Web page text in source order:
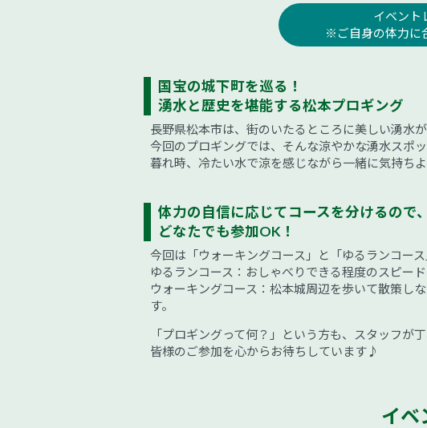
イベント
※ご自身の体力に
国宝の城下町を巡る！
湧水と歴史を堪能する松本プロギング
長野県松本市は、街のいたるところに美しい湧水
今回のプロギングでは、そんな涼やかな湧水スポ
暮れ時、冷たい水で涼を感じながら一緒に気持ち
体力の自信に応じてコースを分けるので、
どなたでも参加OK！
今回は「ウォーキングコース」と「ゆるランコー
ゆるランコース：おしゃべりできる程度のスピー
ウォーキングコース：松本城周辺を歩いて散策し
す。
「プロギングって何？」という方も、スタッフが
皆様のご参加を心からお待ちしています♪
イベ